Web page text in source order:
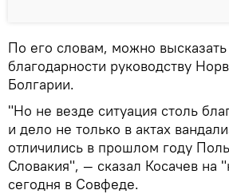
По его словам, можно высказать
благодарности руководству
Болгарии.
"Но не везде ситуация столь
и дело не только в актах
отличились в прошлом году
Словакия", — сказал Косачев на
сегодня в Совфеде.